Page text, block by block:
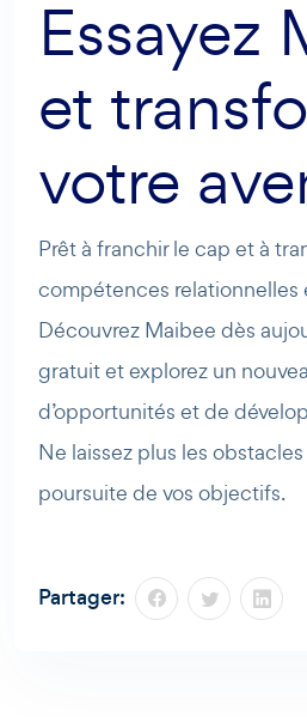
Essayez
et
votre
Prêt à franchir le cap et à
compétences relationnelles
Découvrez Maibee dès
gratuit et explorez un
d’opportunités et de
Ne laissez plus les
poursuite de vos objectifs.
Partager: